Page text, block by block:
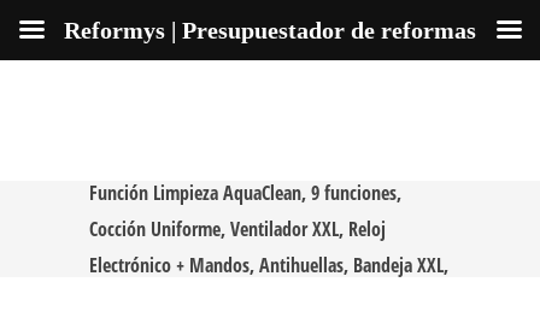
Función Limpieza AquaClean, 9 funciones,
Cocción Uniforme, Ventilador XXL, Reloj
Electrónico + Mandos, Antihuellas, Bandeja XXL,
Reformys | Presupuestador de reformas